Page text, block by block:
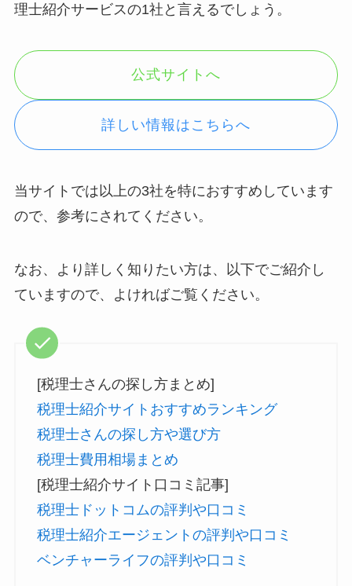
理士紹介サービスの1社と言えるでしょう。
公式サイトへ
詳しい情報はこちらへ
当サイトでは以上の3社を特におすすめしています
ので、参考にされてください。
なお、より詳しく知りたい方は、以下でご紹介し
ていますので、よければご覧ください。
[税理士さんの探し方まとめ]
税理士紹介サイトおすすめランキング
税理士さんの探し方や選び方
税理士費用相場まとめ
[税理士紹介サイト口コミ記事]
税理士ドットコムの評判や口コミ
税理士紹介エージェントの評判や口コミ
ベンチャーライフの評判や口コミ